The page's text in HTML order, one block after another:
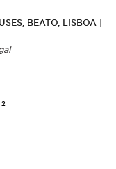
BEATO, LISBOA |
2